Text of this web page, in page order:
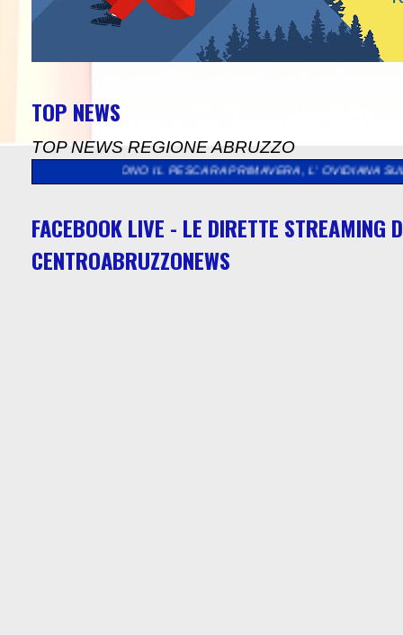
TOP NEWS
TOP NEWS REGIONE ABRUZZO
PESCARA PRIMAVERA, L' OVIDIANA SULMONA E IL FERENTINO
FACEBOOK LIVE - LE DIRETTE STREAMING
CENTROABRUZZONEWS